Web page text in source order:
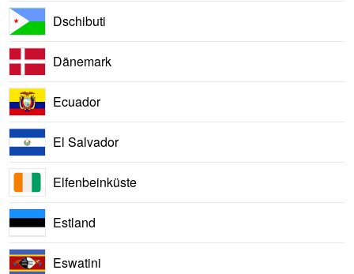
Dschibuti
Dänemark
Ecuador
El Salvador
Elfenbeinküste
Estland
Eswatini